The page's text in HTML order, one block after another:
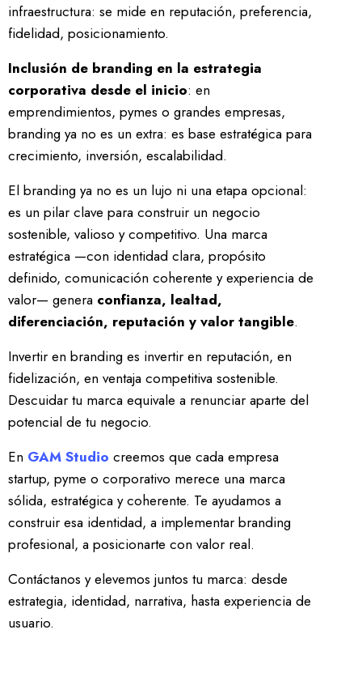
infraestructura: se mide en reputación, preferencia,
fidelidad, posicionamiento.
Inclusión de branding en la estrategia
corporativa desde el inicio: en
emprendimientos, pymes o grandes empresas,
branding ya no es un extra: es base estratégica para
crecimiento, inversión, escalabilidad.
El branding ya no es un lujo ni una etapa opcional:
es un pilar clave para construir un negocio
sostenible, valioso y competitivo. Una marca
estratégica —con identidad clara, propósito
definido, comunicación coherente y experiencia de
valor— genera confianza, lealtad,
diferenciación, reputación y valor tangible.
Invertir en branding es invertir en reputación, en
fidelización, en ventaja competitiva sostenible.
Descuidar tu marca equivale a renunciar aparte del
potencial de tu negocio.
En GAM Studio creemos que cada empresa
startup, pyme o corporativo merece una marca
sólida, estratégica y coherente. Te ayudamos a
construir esa identidad, a implementar branding
profesional, a posicionarte con valor real.
Contáctanos y elevemos juntos tu marca: desde
estrategia, identidad, narrativa, hasta experiencia de
usuario.